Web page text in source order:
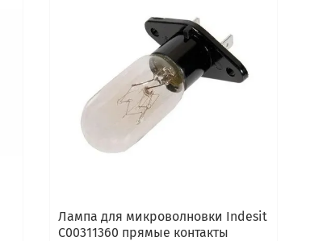
Лампа для микроволновки Indesit
C00311360 прямые контакты